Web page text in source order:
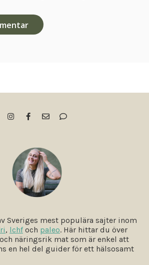
Sveriges mest populära sajter inom
, lchfoch paleo. Här hittar du över
näringsrik mat som är enkel att
en hel del guider för ett hälsosamt